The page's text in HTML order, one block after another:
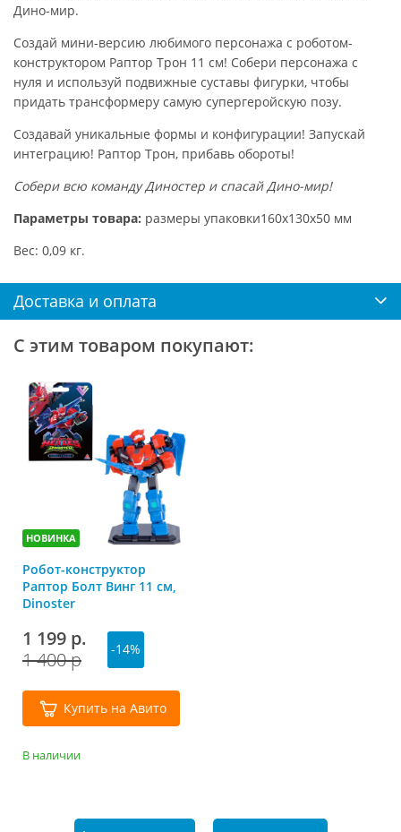
Дино-мир.
Создай мини-версию любимого персонажа с роботом-
конструктором Раптор Трон 11 см! Собери персонажа с
нуля и используй подвижные суставы фигурки, чтобы
придать трансформеру самую супергеройскую позу.
Создавай уникальные формы и конфигурации! Запускай
интеграцию! Раптор Трон, прибавь обороты!
Собери всю команду Диностер и спасай Дино-мир!
Параметры товара: размеры упаковки160х130х50 мм
Вес: 0,09 кг.
Доставка и оплата
С этим товаром покупают:
НОВИНКА
Робот-конструктор
Раптор Болт Винг 11 см,
Dinoster
1 199 р.
1 400 р
-14%
Купить на Авито
В наличии